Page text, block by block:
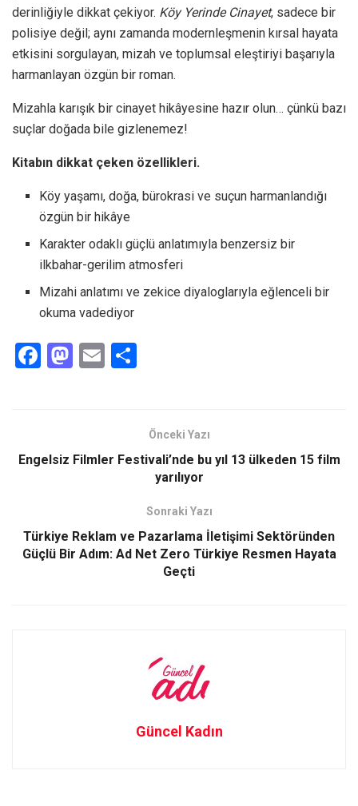
derinliğiyle dikkat çekiyor. Köy Yerinde Cinayet, sadece bir
polisiye değil; aynı zamanda modernleşmenin kırsal hayata
etkisini sorgulayan, mizah ve toplumsal eleştiriyi başarıyla
harmanlayan özgün bir roman.
Mizahla karışık bir cinayet hikâyesine hazır olun… çünkü bazı
suçlar doğada bile gizlenemez!
Kitabın dikkat çeken özellikleri.
Köy yaşamı, doğa, bürokrasi ve suçun harmanlandığı
özgün bir hikâye
Karakter odaklı güçlü anlatımıyla benzersiz bir
ilkbahar-gerilim atmosferi
Mizahi anlatımı ve zekice diyaloglarıyla eğlenceli bir
okuma vadediyor
F
o
M
d
E
Önceki Yazı
Engelsiz Filmler Festivali’nde bu yıl 13 ülkeden 15 film
yarılıyor
Sonraki Yazı
Türkiye Reklam ve Pazarlama İletişimi Sektöründen
Güçlü Bir Adım: Ad Net Zero Türkiye Resmen Hayata
Geçti
Güncel Kadın